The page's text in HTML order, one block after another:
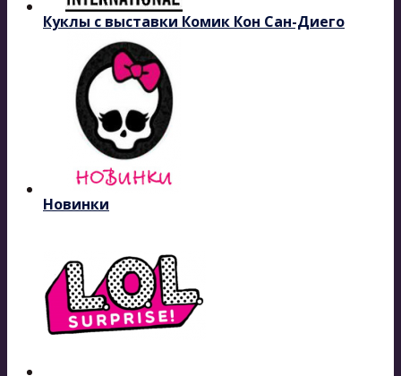
Куклы с выставки Комик Кон Сан-Диего
Новинки